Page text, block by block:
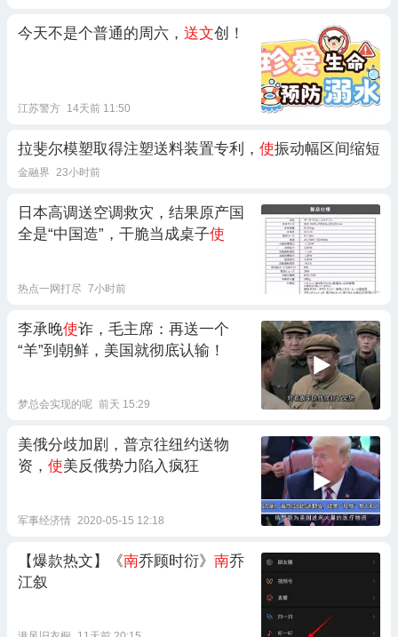
今天不是个普通的周六， 送文创！
江苏警方 14天前 11:50
拉斐尔模塑取得注塑送料装置专利， 使振动幅区间缩短
金融界 23小时前
日本高调送空调救灾，结果原产国
全是“中国造”，干脆当成桌子使
热点一网打尽 7小时前
李承晚使诈，毛主席：再送一个
“羊”到朝鲜，美国就彻底认输！
梦总会实现的呢 前天 15:29
美俄分歧加剧，普京往纽约送物
资， 使美反俄势力陷入疯狂
军事经济情 2020-05-15 12:18
【爆款热文】《南乔顾时衍》 南乔
江叙